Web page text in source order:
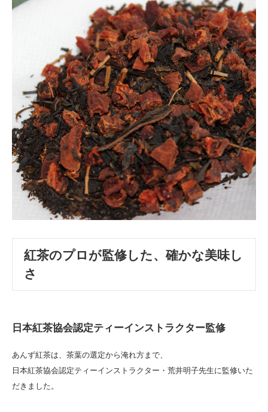
紅茶のプロが監修した、確かな美味し
さ
日本紅茶協会認定ティーインストラクター監修
あんず紅茶は、茶葉の選定から淹れ方まで、
日本紅茶協会認定ティーインストラクター・荒井明子先生に監修いた
だきました。